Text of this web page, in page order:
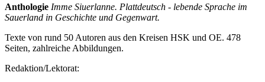
Anthologie Imme Siuerlanne. Plattdeutsch - lebende Sprache im
Sauerland in Geschichte und Gegenwart.
Texte von rund 50 Autoren aus den Kreisen HSK und OE. 478
Seiten, zahlreiche Abbildungen.
Redaktion/Lektorat: